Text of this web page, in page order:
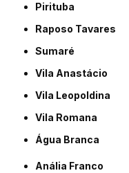
Pirituba
Raposo Tavares
Sumaré
Vila Anastácio
Vila Leopoldina
Vila Romana
Água Branca
Anália Franco